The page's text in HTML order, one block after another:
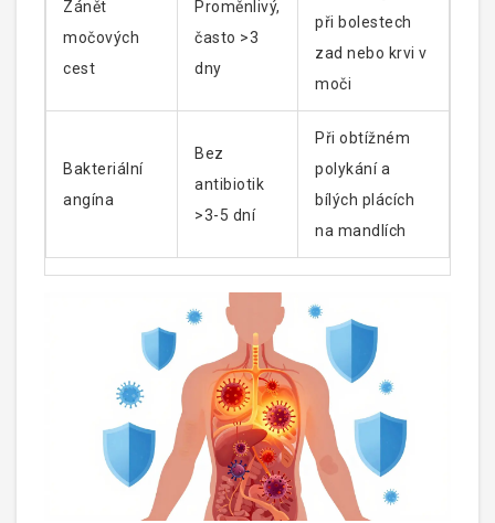
Zánět
močových
cest
Proměnlivý,
často >3
dny
při bolestech
zad nebo krvi v
moči
Bakteriální
angína
Bez
antibiotik
>3-5 dní
Při obtížném
polykání a
bílých plácích
na mandlích